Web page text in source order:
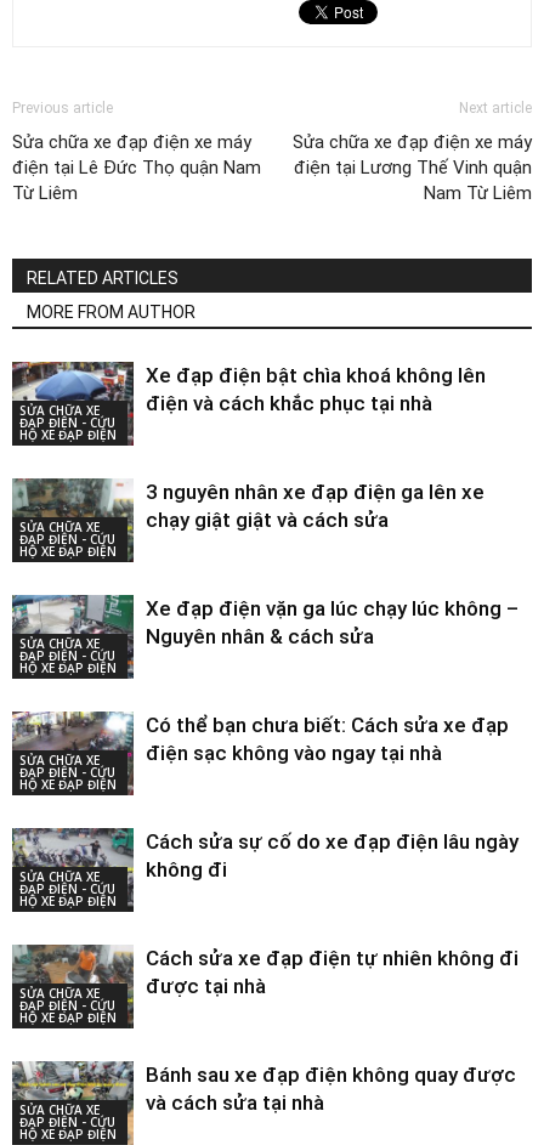
Previous article
Sửa chữa xe đạp điện xe máy
điện tại Lê Đức Thọ quận Nam
Từ Liêm
Next article
Sửa chữa xe đạp điện xe máy
điện tại Lương Thế Vinh quận
Nam Từ Liêm
RELATED ARTICLES
MORE FROM AUTHOR
SỬA CHỮA XE
ĐẠP ĐIỆN - CỨU
HỘ XE ĐẠP ĐIỆN
Xe đạp điện bật chìa khoá không lên
điện và cách khắc phục tại nhà
SỬA CHỮA XE
ĐẠP ĐIỆN - CỨU
HỘ XE ĐẠP ĐIỆN
3 nguyên nhân xe đạp điện ga lên xe
chạy giật giật và cách sửa
SỬA CHỮA XE
ĐẠP ĐIỆN - CỨU
HỘ XE ĐẠP ĐIỆN
Xe đạp điện vặn ga lúc chạy lúc không –
Nguyên nhân & cách sửa
SỬA CHỮA XE
ĐẠP ĐIỆN - CỨU
HỘ XE ĐẠP ĐIỆN
Có thể bạn chưa biết: Cách sửa xe đạp
điện sạc không vào ngay tại nhà
SỬA CHỮA XE
ĐẠP ĐIỆN - CỨU
HỘ XE ĐẠP ĐIỆN
Cách sửa sự cố do xe đạp điện lâu ngày
không đi
SỬA CHỮA XE
ĐẠP ĐIỆN - CỨU
HỘ XE ĐẠP ĐIỆN
Cách sửa xe đạp điện tự nhiên không đi
được tại nhà
SỬA CHỮA XE
ĐẠP ĐIỆN - CỨU
HỘ XE ĐẠP ĐIỆN
Bánh sau xe đạp điện không quay được
và cách sửa tại nhà